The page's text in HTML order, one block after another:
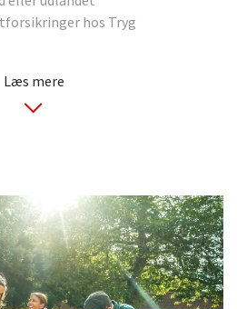
hos Tryg
er det
gælder, uanset hvordan du
Læs mere